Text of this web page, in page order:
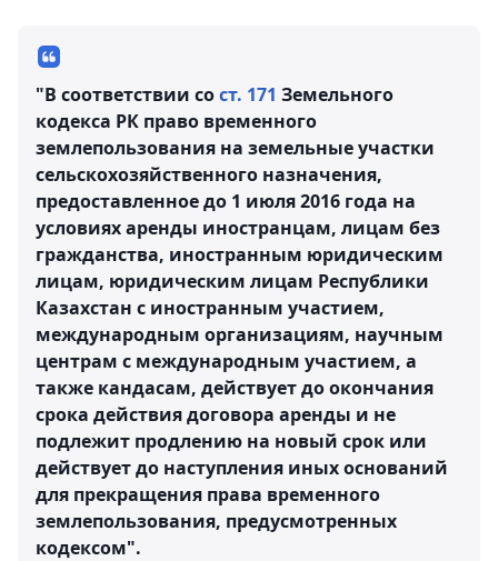
"В соответствии сост. 171 Земельного
кодекса РК право временного
землепользования на земельные участки
сельскохозяйственного назначения,
предоставленное до 1 июля 2016 года на
условиях аренды иностранцам, лицам без
гражданства, иностранным юридическим
лицам, юридическим лицам Республики
Казахстан с иностранным участием,
международным организациям, научным
центрам с международным участием, а
также кандасам, действует до окончания
срока действия договора аренды и не
подлежит продлению на новый срок или
действует до наступления иных оснований
для прекращения права временного
землепользования, предусмотренных
кодексом".